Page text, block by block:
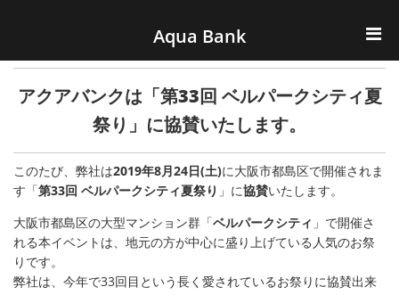
Aqua Bank
TOP
KENCOS・eye-cos
Water Server
アクアバンクは「第33回 ベルパークシティ夏
祭り」に協賛いたします。
このたび、弊社は2019年8月24日(土)に大阪市都島区で開催されま
す「第33回 ベルパークシティ夏祭り 」に協賛いたします。
大阪市都島区の大型マンション群「ベルパークシティ 」で開催さ
れる本イベントは、地元の方が中心に盛り上げている人気のお祭
りです。
弊社は、今年で33回目という長く愛されているお祭りに協賛出来